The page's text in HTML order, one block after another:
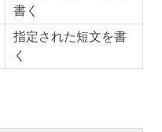
書く
指定された短文を書
く